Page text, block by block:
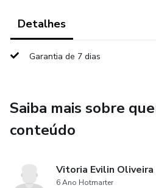
na hora de recuperar suas
Detalhes
Garantia de 7 dias
Saiba mais sobre
conteúdo
Vitoria Evilin Oliveira
6 Ano Hotmarter